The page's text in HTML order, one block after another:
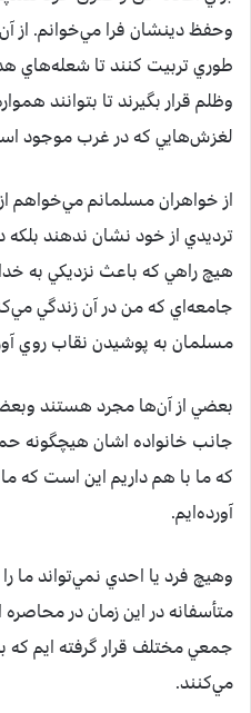
وحفظ دينشان فرا مي‌خوانم. از
طوري تربيت کنند تا شعله‌هاي
وظلم قرار بگيرند تا بتوانند
لغزش‌هايي که در غرب موجود
از خواهران مسلمانم
ترديدي از خود نشان ندهند بلکه
هيچ راهي که باعث نزديکي به
جامعه‌اي که من در آن زندگي
مسلمان به پوشيدن نقاب روي
بعضي از آن‌ها مجرد هستند
جانب خانواده اشان هيچگونه
که ما با هم داريم اين است که
آورده‌ايم.
وهيچ فرد يا احدي نمي‌تواند ما
متأسفانه در اين زمان در محاصره
جمعي مختلف قرار گرفته ايم که
مي‌کنند.